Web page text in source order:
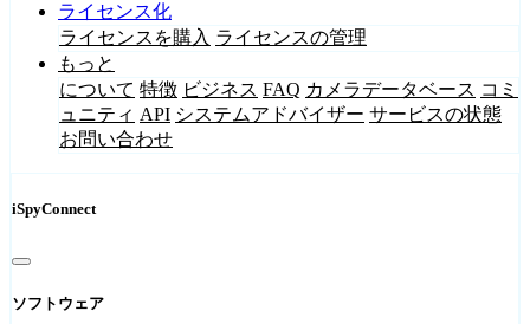
ライセンス化
ライセンスを購入 ライセンスの管理
もっと
について 特徴 ビジネス FAQ カメラデータベース コミ
ュニティ API システムアドバイザー サービスの状態
お問い合わせ
iSpyConnect
ソフトウェア